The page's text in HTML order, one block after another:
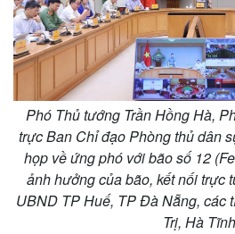
Phó Thủ tướng Trần Hồng Hà,
trực Ban Chỉ đạo Phòng thủ dân
họp về ứng phó với bão số 12
ảnh hưởng của bão, kết nối trực
UBND TP Huế, TP Đà Nẵng, các
Trị, Hà Tĩnh